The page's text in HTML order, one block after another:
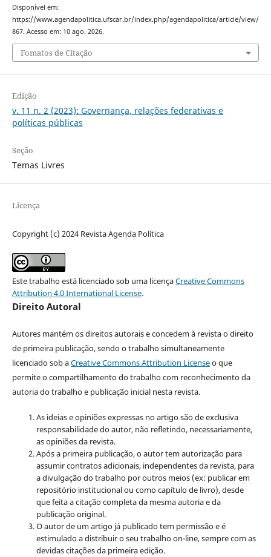
Disponível em:
https://www.agendapolitica.ufscar.br/index.php/agendapolitica/article/view/
867. Acesso em: 10 ago. 2026.
Fomatos de Citação
Edição
v. 11 n. 2 (2023): Governança, relações federativas e
políticas públicas
Seção
Temas Livres
Licença
Copyright (c) 2024 Revista Agenda Política
Este trabalho está licenciado sob uma licençaCreative Commons
Attribution 4.0 International License.
Direito Autoral
Autores mantém os direitos autorais e concedem à revista o direito
de primeira publicação, sendo o trabalho simultaneamente
licenciado sob aCreative Commons Attribution Licenseo que
permite o compartilhamento do trabalho com reconhecimento da
autoria do trabalho e publicação inicial nesta revista.
As ideias e opiniões expressas no artigo são de exclusiva
responsabilidade do autor, não refletindo, necessariamente,
as opiniões da revista.
Após a primeira publicação, o autor tem autorização para
assumir contratos adicionais, independentes da revista, para
a divulgação do trabalho por outros meios (ex: publicar em
repositório institucional ou como capítulo de livro), desde
que feita a citação completa da mesma autoria e da
publicação original.
O autor de um artigo já publicado tem permissão e é
estimulado a distribuir o seu trabalho on-line, sempre com as
devidas citações da primeira edição.